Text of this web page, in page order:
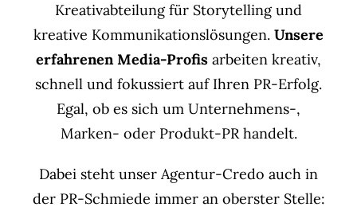
Kreativabteilung für Storytelling und
kreative Kommunikationslösungen. Unsere
erfahrenen Media-Profis arbeiten kreativ,
schnell und fokussiert auf Ihren PR-Erfolg.
Egal, ob es sich um Unternehmens-,
Marken- oder Produkt-PR handelt.
Dabei steht unser Agentur-Credo auch in
der PR-Schmiede immer an oberster Stelle: